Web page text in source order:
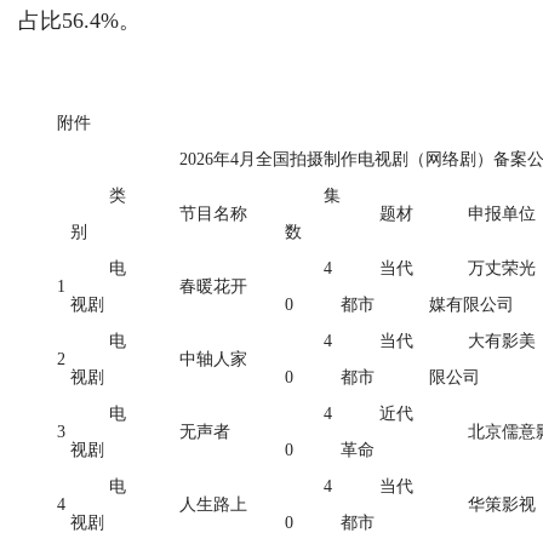
占比56.4%。
附件
2026年4月全国拍摄制作电视剧（网络剧）备案
类
别
节目名称
集
数
题材 申报单位
1
电
视剧
春暖花开
4
0
当代
都市
万丈荣光
媒有限公司
2
电
视剧
中轴人家
4
0
当代
都市
大有影美
限公司
3
电
视剧
无声者
4
0
近代
革命
北京儒意
4
电
视剧
人生路上
4
0
当代
都市
华策影视